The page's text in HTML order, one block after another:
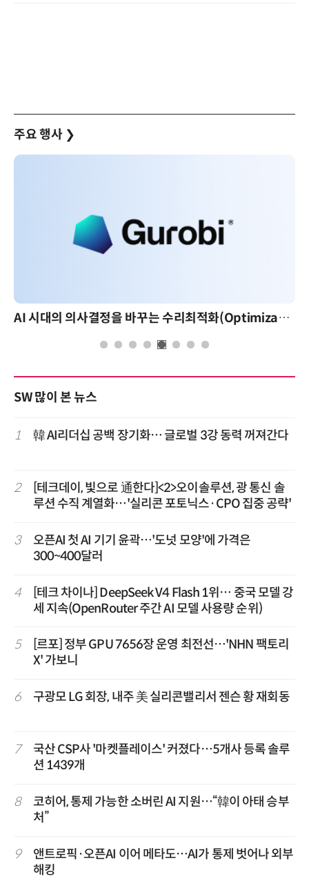
주요 행사 ❯
AI 시대의 의사결정을 바꾸는 수리최적화(Optimization): 실제 산업 적용 사례와 활용 전략
SW 많이 본 뉴스
1 韓 AI리더십 공백 장기화… 글로벌 3강 동력 꺼져간다
2
[테크데이, 빛으로 通한다]<2>오이솔루션, 광 통신 솔
루션 수직 계열화…'실리콘 포토닉스·CPO 집중 공략'
3
오픈AI 첫 AI 기기 윤곽…'도넛 모양'에 가격은
300~400달러
4
[테크 차이나] DeepSeek V4 Flash 1위… 중국 모델 강
세 지속(OpenRouter 주간 AI 모델 사용량 순위)
5
[르포] 정부 GPU 7656장 운영 최전선…'NHN 팩토리
X' 가보니
6 구광모 LG 회장, 내주 美 실리콘밸리서 젠슨 황 재회동
7
국산 CSP사 '마켓플레이스' 커졌다…5개사 등록 솔루
션 1439개
8
코히어, 통제 가능한 소버린 AI 지원…“韓이 아태 승부
처”
9
앤트로픽·오픈AI 이어 메타도…AI가 통제 벗어나 외부
해킹